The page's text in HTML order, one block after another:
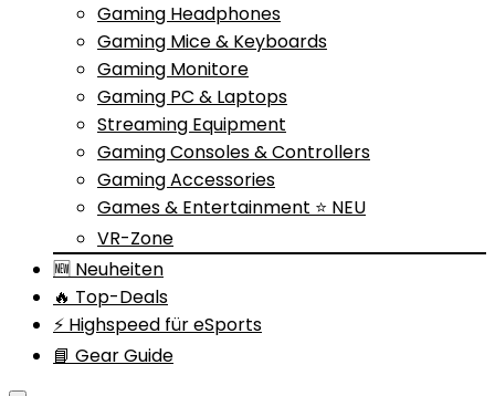
Gaming Headphones
Gaming Mice & Keyboards
Gaming Monitore
Gaming PC & Laptops
Streaming Equipment
Gaming Consoles & Controllers
Gaming Accessories
Games & Entertainment ⭐ NEU
VR-Zone
🆕 Neuheiten
🔥 Top-Deals
⚡ Highspeed für eSports
📘 Gear Guide